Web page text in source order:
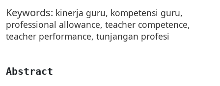
Keywords: kinerja guru, kompetensi guru,
professional allowance, teacher competence,
teacher performance, tunjangan profesi
Abstract